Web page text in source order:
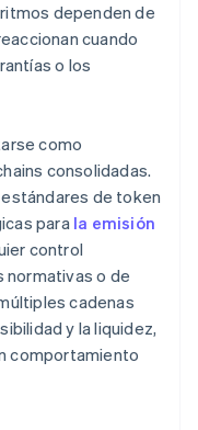
dependen de
cuando
o los
como
consolidadas.
de token
para la emisión
control
normativas o de
cadenas
y la liquidez,
comportamiento